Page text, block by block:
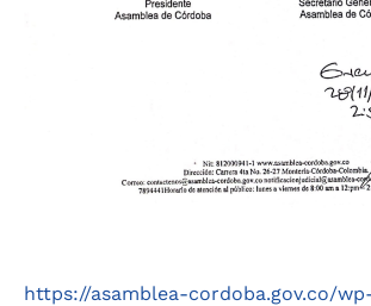
https://asamblea-cordoba.gov.co/